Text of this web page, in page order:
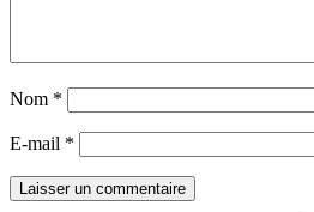
Nom *
E-mail *